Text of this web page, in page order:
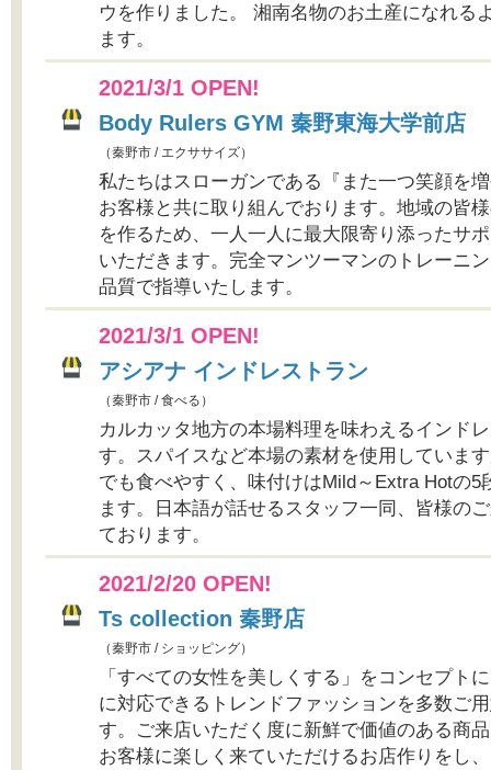
ウを作りました。 湘南名物のお土産になれる
ます。
2021/3/1 OPEN!
Body Rulers GYM 秦野東海大学前店
（秦野市 / エクササイズ）
私たちはスローガンである『また一つ笑顔を
お客様と共に取り組んでおります。地域の皆
を作るため、一人一人に最大限寄り添ったサ
いただきます。完全マンツーマンのトレーニ
品質で指導いたします。
2021/3/1 OPEN!
アシアナ インドレストラン
（秦野市 / 食べる）
カルカッタ地方の本場料理を味わえるインド
す。スパイスなど本場の素材を使用していま
でも食べやすく、味付けはMild～Extra Hotの5
ます。日本語が話せるスタッフ一同、皆様の
ております。
2021/2/20 OPEN!
Ts collection 秦野店
（秦野市 / ショッピング）
「すべての女性を美しくする」をコンセプト
に対応できるトレンドファッションを多数ご
す。ご来店いただく度に新鮮で価値のある商
お客様に楽しく来ていただけるお店作りをし